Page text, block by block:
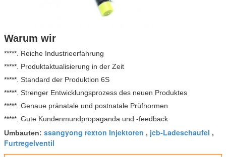
Warum wir
*****. Reiche Industrieerfahrung
*****. Produktaktualisierung in der Zeit
*****. Standard der Produktion 6S
*****. Strenger Entwicklungsprozess des neuen Produktes
*****. Genaue pränatale und postnatale Prüfnormen
*****. Gute Kundenmundpropaganda und -feedback
Umbauten: ssangyong rexton Injektoren , jcb-Ladeschaufel ,
Furtregelventil